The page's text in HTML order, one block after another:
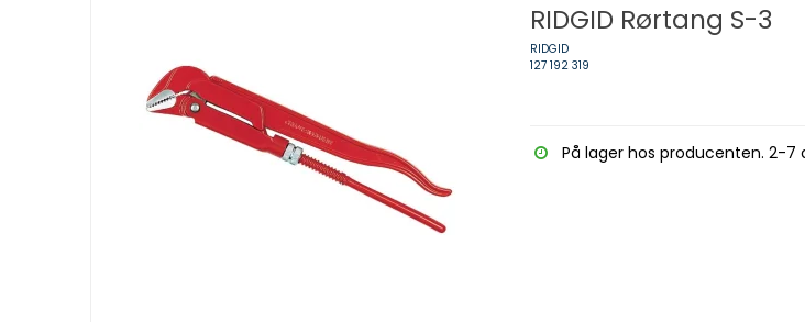
RIDGID Rørtang S-3
RIDGID
127 192 319
På lager hos producenten. 2-7